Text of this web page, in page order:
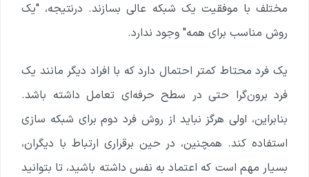
مختلف با موفقیت یک شبکه عالی بسازند. درنتیجه، "یک
روش مناسب برای همه" وجود ندارد.
یک فرد محتاط کمتر احتمال دارد که با افراد دیگر مانند یک
فرد برون‌گرا حتی در سطح حرفه‌ای تعامل داشته باشد.
بنابراین، اولی هرگز نباید از روش فرد دوم برای شبکه سازی
استفاده کند. همچنین، در حین برقراری ارتباط با دیگران،
بسیار مهم است که اعتماد به نفس داشته باشید، تا بتوانید